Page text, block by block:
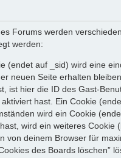
Forums werden
werden:
(endet auf _sid) wird eine
neuen Seite erhalten
ist hier die ID des Gast-
hast. Ein Cookie
wird ein Cookie
wird ein weiteres Cookie
von deinem Browser für
des Boards löschen”